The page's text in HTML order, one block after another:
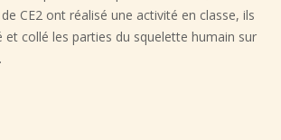
CE2 ont réalisé une activité en classe, ils
collé les parties du squelette humain sur